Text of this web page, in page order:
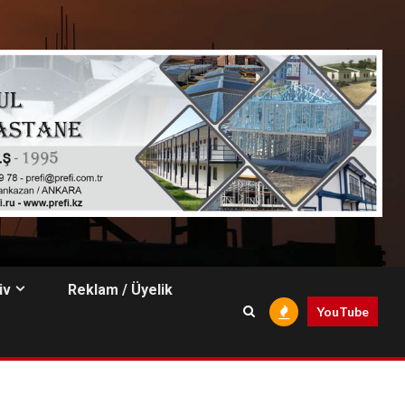
Reklam / Üyelik
YouTube